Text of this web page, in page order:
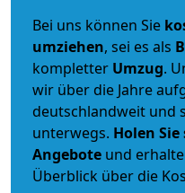
Bei uns können Sie
umziehen, sei es als
kompletter Umzug.
wir über die Jahre
deutschlandweit und
unterwegs. Holen
Angebote und
Überblick über die